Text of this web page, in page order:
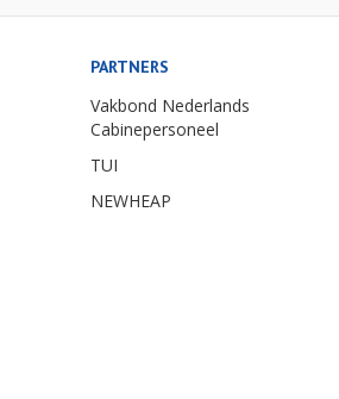
PARTNERS
Vakbond Nederlands
Cabinepersoneel
TUI
NEWHEAP